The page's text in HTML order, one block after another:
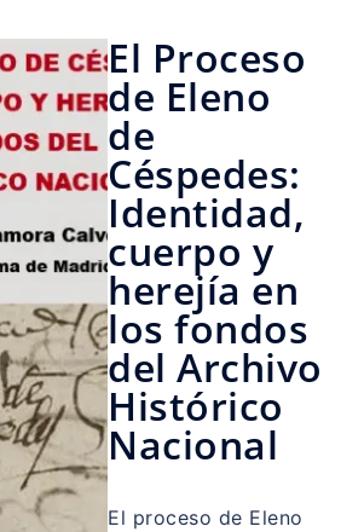
El Proceso
de Eleno
de
Céspedes:
Identidad,
cuerpo y
herejía en
los fondos
del Archivo
Histórico
Nacional
El proceso de Eleno